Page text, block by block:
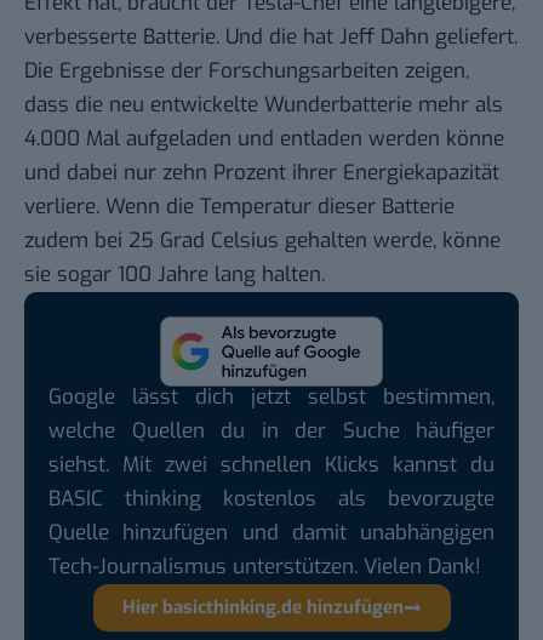
verbesserte Batterie. Und die hat Jeff Dahn geliefert.
Die Ergebnisse der Forschungsarbeiten zeigen,
dass die neu entwickelte Wunderbatterie mehr als
4.000 Mal aufgeladen und entladen werden könne
und dabei nur zehn Prozent ihrer Energiekapazität
verliere. Wenn die Temperatur dieser Batterie
zudem bei 25 Grad Celsius gehalten werde, könne
sie sogar 100 Jahre lang halten.
Google lässt dich jetzt selbst bestimmen,
welche Quellen du in der Suche häufiger
siehst. Mit zwei schnellen Klicks kannst du
BASIC thinking kostenlos als bevorzugte
Quelle hinzufügen und damit unabhängigen
Tech-Journalismus unterstützen. Vielen Dank!
Hier basicthinking.de hinzufügen